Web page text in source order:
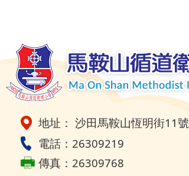
地址： 沙田馬鞍山恆明街11號
電話：26309219
傳真：26309768